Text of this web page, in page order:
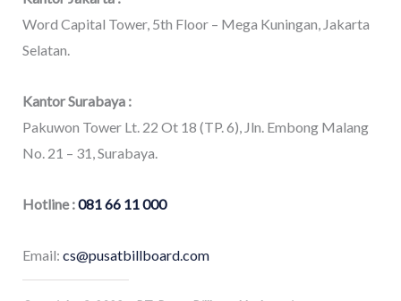
Word Capital Tower, 5th Floor – Mega Kuningan, Jakarta
Selatan.
Kantor Surabaya :
Pakuwon Tower Lt. 22 Ot 18 (TP. 6), Jln. Embong Malang
No. 21 – 31, Surabaya.
Hotline :081 66 11 000
Email: cs@pusatbillboard.com